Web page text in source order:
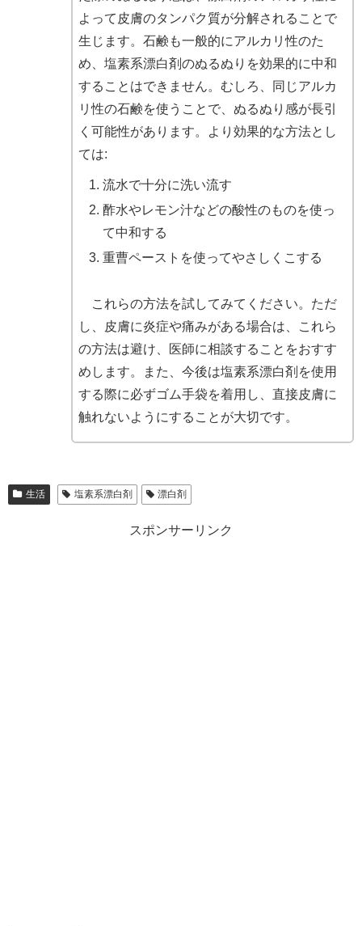
よって皮膚のタンパク質が分解されることで
生じます。石鹸も一般的にアルカリ性のた
め、塩素系漂白剤のぬるぬりを効果的に中和
することはできません。むしろ、同じアルカ
リ性の石鹸を使うことで、ぬるぬり感が長引
く可能性があります。より効果的な方法とし
ては:
流水で十分に洗い流す
酢水やレモン汁などの酸性のものを使っ
て中和する
重曹ペーストを使ってやさしくこする
これらの方法を試してみてください。ただ
し、皮膚に炎症や痛みがある場合は、これら
の方法は避け、医師に相談することをおすす
めします。また、今後は塩素系漂白剤を使用
する際に必ずゴム手袋を着用し、直接皮膚に
触れないようにすることが大切です。
生活 塩素系漂白剤 漂白剤
スポンサーリンク